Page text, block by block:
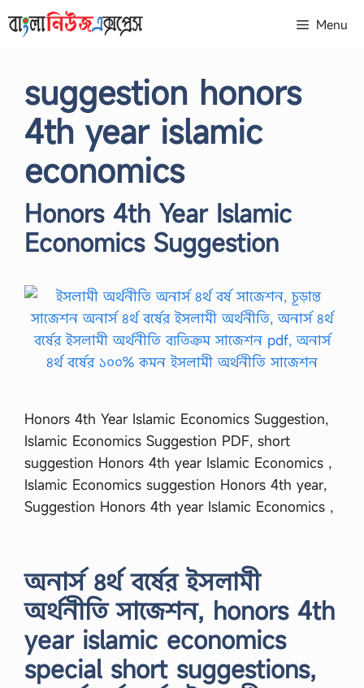
to
Menu
suggestion honors
4th year islamic
economics
Honors 4th Year Islamic
Economics Suggestion
Honors 4th Year Islamic Economics Suggestion,
Islamic Economics Suggestion PDF, short
suggestion Honors 4th year Islamic Economics ,
Islamic Economics suggestion Honors 4th year,
Suggestion Honors 4th year Islamic Economics ,
অনার্স ৪র্থ বর্ষের ইসলামী
অর্থনীতি সাজেশন, honors 4th
year islamic economics
special short suggestions,